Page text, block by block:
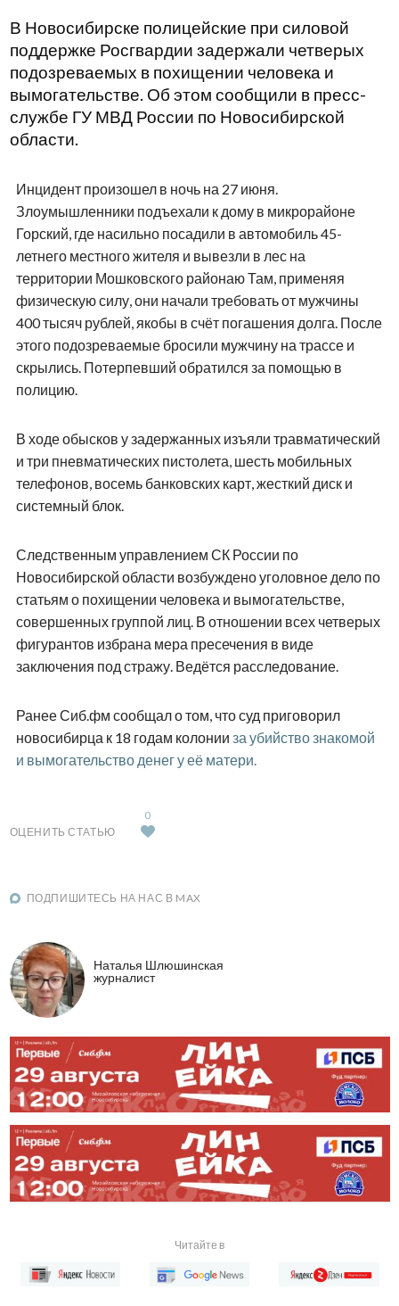
В Новосибирске полицейские при силовой
поддержке Росгвардии задержали четверых
подозреваемых в похищении человека и
вымогательстве. Об этом сообщили в пресс-
службе ГУ МВД России по Новосибирской
области.
Инцидент произошел в ночь на 27 июня.
Злоумышленники подъехали к дому в микрорайоне
Горский, где насильно посадили в автомобиль 45-
летнего местного жителя и вывезли в лес на
территории Мошковского районаю Там, применяя
физическую силу, они начали требовать от мужчины
400 тысяч рублей, якобы в счёт погашения долга. После
этого подозреваемые бросили мужчину на трассе и
скрылись. Потерпевший обратился за помощью в
полицию.
В ходе обысков у задержанных изъяли травматический
и три пневматических пистолета, шесть мобильных
телефонов, восемь банковских карт, жесткий диск и
системный блок.
Следственным управлением СК России по
Новосибирской области возбуждено уголовное дело по
статьям о похищении человека и вымогательстве,
совершенных группой лиц. В отношении всех четверых
фигурантов избрана мера пресечения в виде
заключения под стражу. Ведётся расследование.
Ранее Сиб.фм сообщал о том, что суд приговорил
новосибирца к 18 годам колонии за убийство знакомой
и вымогательство денег у её матери.
ОЦЕНИТЬ СТАТЬЮ
0
ПОДПИШИТЕСЬ НА НАС В MAX
Наталья Шлюшинская
журналист
Читайте в